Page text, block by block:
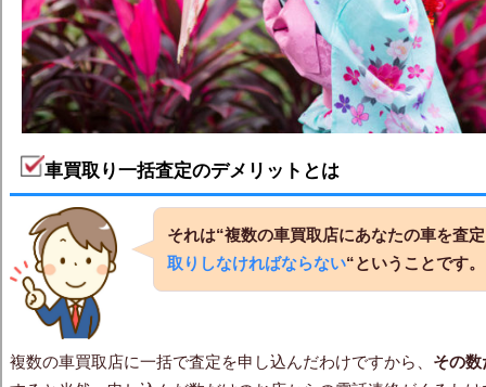
車買取り一括査定のデメリットとは
それは“複数の車買取店にあなたの車を査
取りしなければならない“ということです。
複数の車買取店に一括で査定を申し込んだわけですから、 その